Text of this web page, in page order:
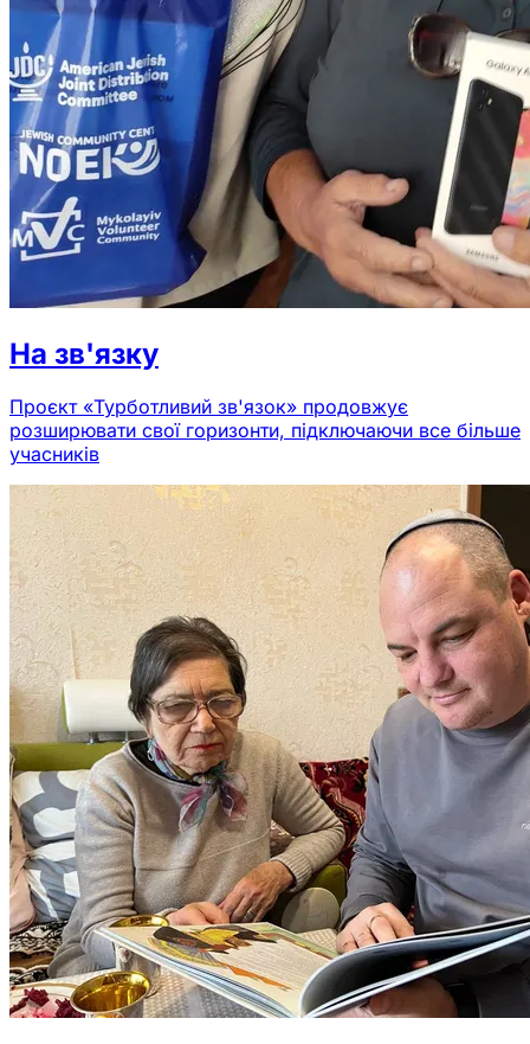
На зв'язку
Проєкт «Турботливий зв'язок» продовжує
розширювати свої горизонти, підключаючи все більше
учасників